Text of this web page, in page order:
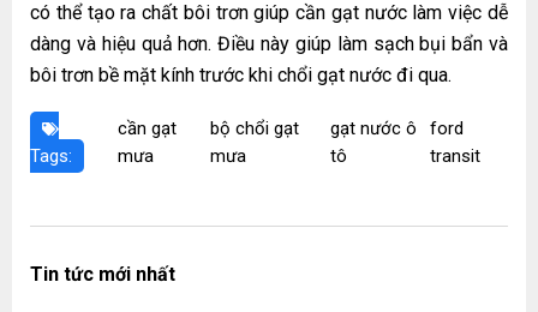
có thể tạo ra chất bôi trơn giúp cần gạt nước làm việc dễ
dàng và hiệu quả hơn. Điều này giúp làm sạch bụi bẩn và
bôi trơn bề mặt kính trước khi chổi gạt nước đi qua.
Tags:
cần gạt
mưa
bộ chổi gạt
mưa
gạt nước ô
tô
ford
transit
Tin tức mới nhất